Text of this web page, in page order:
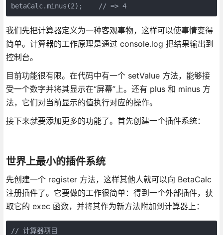
betaCalc.minus(2);    // => 4
我们先把计算器定义为一种客观事物，这样可以使事情变得
简单。计算器的工作原理是通过 console.log 把结果输出到
控制台。
目前功能很有限。在代码中有一个 setValue 方法，能够接
受一个数字并将其显示在“屏幕”上。还有 plus 和 minus 方
法，它们对当前显示的值执行对应的操作。
接下来就要添加更多的功能了。首先创建一个插件系统：
世界上最小的插件系统
先创建一个 register 方法，这样其他人就可以向 BetaCalc
注册插件了。它要做的工作很简单：得到一个外部插件，获
取它的 exec 函数，并将其作为新方法附加到计算器上：
// 计算器项目